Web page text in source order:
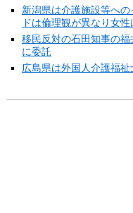
新潟県は介護施設等へ
ドは倫理観が異なり女
移民反対の石田知事の
に委託
広島県は外国人介護福